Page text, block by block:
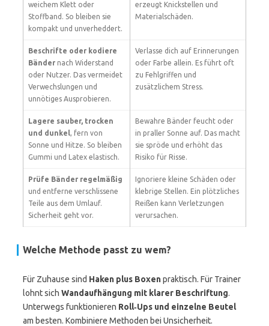
weichem Klett oder
Stoffband. So bleiben sie
kompakt und unverheddert.
erzeugt Knickstellen und
Materialschäden.
Beschrifte oder kodie­re
Bänder nach Widerstand
oder Nutzer. Das vermeidet
Verwechslungen und
unnötiges Ausprobieren.
Verlasse dich auf Erinnerungen
oder Farbe allein. Es führt oft
zu Fehlgriffen und
zusätzlichem Stress.
Lagere sauber, trocken
und dunkel, fern von
Sonne und Hitze. So bleiben
Gummi und Latex elastisch.
Bewahre Bänder feucht oder
in praller Sonne auf. Das macht
sie spröde und erhöht das
Risiko für Risse.
Prüfe Bänder regelmäßig
und entferne verschlissene
Teile aus dem Umlauf.
Sicherheit geht vor.
Ignoriere kleine Schäden oder
klebrige Stellen. Ein plötzliches
Reißen kann Verletzungen
verursachen.
Welche Methode passt zu wem?
Für Zuhause sind Haken plus Boxenpraktisch. Für Trainer
lohnt sich Wandaufhängung mit klarer Beschriftung.
Unterwegs funktionieren Roll‑Ups und einzelne Beutel
am besten. Kombiniere Methoden bei Unsicherheit.